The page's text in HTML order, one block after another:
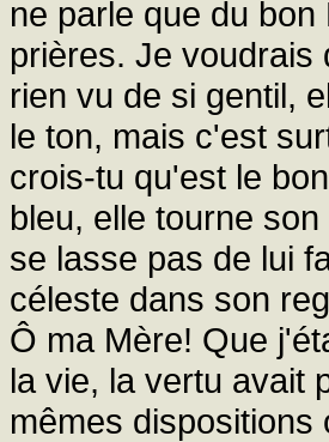
ne parle que du
prières. Je voudrais
rien vu de si gentil,
le ton, mais c'est
crois-tu qu'est le
bleu, elle tourne
se lasse pas de lui
céleste dans son
Ô ma Mère! Que
la vie, la vertu avait
mêmes dispositions